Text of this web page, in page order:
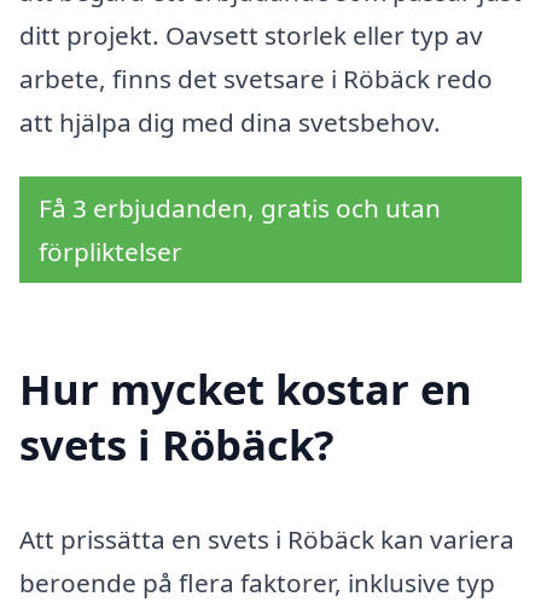
ditt projekt. Oavsett storlek eller typ av
arbete, finns det svetsare i Röbäck redo
att hjälpa dig med dina svetsbehov.
Få 3 erbjudanden, gratis och utan
förpliktelser
Hur mycket kostar en
svets i Röbäck?
Att prissätta en svets i Röbäck kan variera
beroende på flera faktorer, inklusive typ